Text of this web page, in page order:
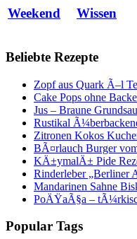
Weekend Wissen
Beliebte Rezepte
Zopf aus Quark Ã–l
Cake Pops ohne
Jus – Braune
Rustikal
Zitronen Kokos
BÃ¤rlauch Burger
KÄ±ymalÄ± Pide
Rinderleber „Berliner
Mandarinen Sahne
PoÄŸaÃ§a –
Popular Tags